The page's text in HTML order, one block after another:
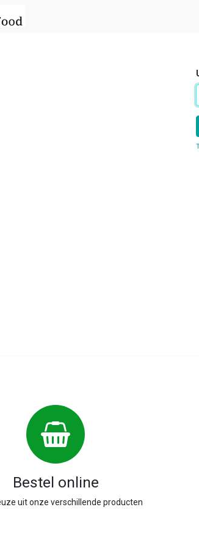
Bestel online
uit onze verschillende producten